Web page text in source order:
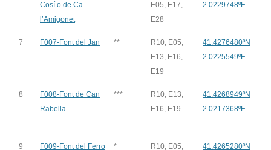
Cosí o de Ca
l’Amigonet
E05, E17,
E28
2.0229748ºE
7 F007-Font del Jan **
R10, E05,
E13, E16,
E19
41.4276480ºN
2.0225549ºE
8
F008-Font de Can
Rabella
***
R10, E13,
E16, E19
41.4268949ºN
2.0217368ºE
9 F009-Font del Ferro *
R10, E05,
41.4265280ºN